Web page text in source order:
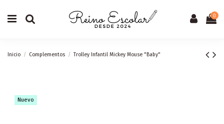
0
Inicio Complementos Trolley Infantil Mickey Mouse "Baby"
Nuevo